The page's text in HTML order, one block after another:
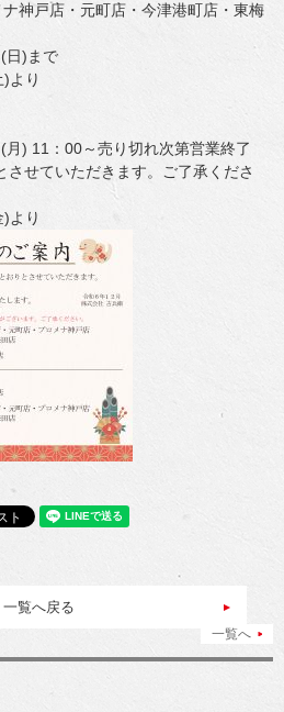
ナ神戸店・元町店・今津港町店・東梅
日)まで
より
) 11：00～売り切れ次第営業終了
せていただきます。ご了承くださ
より
一覧へ戻る
一覧へ